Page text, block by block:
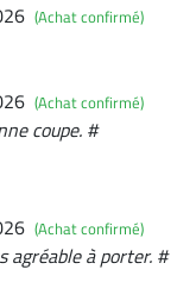
(Achat confirmé)
(Achat confirmé)
coupe. #
(Achat confirmé)
agréable à porter. #